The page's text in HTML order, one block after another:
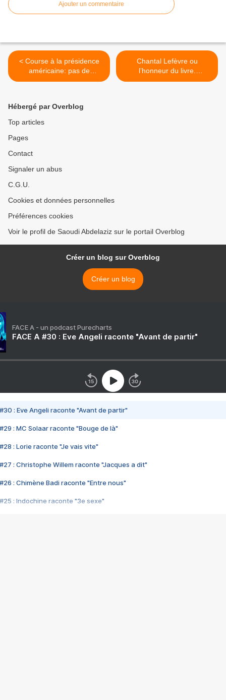
Ajouter un commentaire
< Course à la présidence
américaine: pas de
"changement déterminant"
Chantal Lefèvre ou
l’honneur du livre.
L'imprimeuse blidéenne
Hébergé par Overblog
Top articles
Pages
Contact
Signaler un abus
C.G.U.
Cookies et données personnelles
Préférences cookies
Voir le profil de Saoudi Abdelaziz sur le portail Overblog
Créer un blog sur Overblog
Créer un blog
FACE A - un podcast Purecharts
FACE A #30 : Eve Angeli raconte "Avant de partir"
#30 : Eve Angeli raconte "Avant de partir"
#29 : MC Solaar raconte "Bouge de là"
#28 : Lorie raconte "Je vais vite"
#27 : Christophe Willem raconte "Jacques a dit"
#26 : Chimène Badi raconte "Entre nous"
#25 : Indochine raconte "3e sexe"